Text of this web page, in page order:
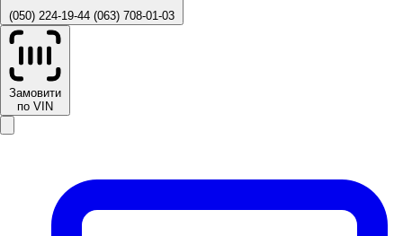
(050) 224-19-44 (063) 708-01-03
Замовити
по VIN